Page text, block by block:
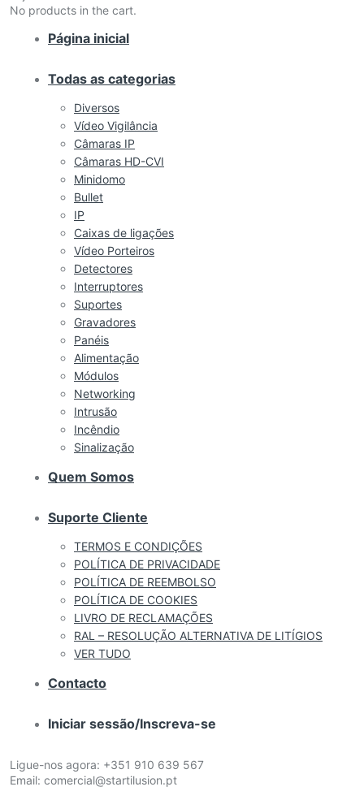
No products in the cart.
Página inicial
Todas as categorias
Diversos
Vídeo Vigilância
Câmaras IP
Câmaras HD-CVI
Minidomo
Bullet
IP
Caixas de ligações
Vídeo Porteiros
Detectores
Interruptores
Suportes
Gravadores
Panéis
Alimentação
Módulos
Networking
Intrusão
Incêndio
Sinalização
Quem Somos
Suporte Cliente
TERMOS E CONDIÇÕES
POLÍTICA DE PRIVACIDADE
POLÍTICA DE REEMBOLSO
POLÍTICA DE COOKIES
LIVRO DE RECLAMAÇÕES
RAL – RESOLUÇÃO ALTERNATIVA DE LITÍGIOS
VER TUDO
Contacto
Iniciar sessão/Inscreva-se
Ligue-nos agora: +351 910 639 567
Email: comercial@startilusion.pt